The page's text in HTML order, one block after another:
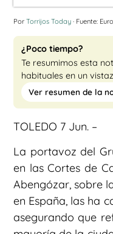
Por Torrijos Today · Fuente:
¿Poco tiempo?
Te resumimos esta
habituales en un
Ver resumen de la
TOLEDO 7 Jun. –
La portavoz del
en las Cortes de
Abengózar, sobre
en España, las ha
asegurando que